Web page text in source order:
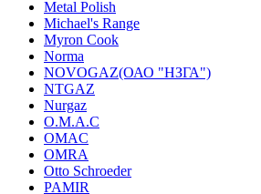
Metal Polish
Michael's Range
Myron Cook
Norma
NOVOGAZ(ОАО "НЗГА")
NTGAZ
Nurgaz
O.M.A.C
OMAC
OMRA
Otto Schroeder
PAMIR